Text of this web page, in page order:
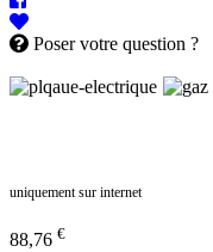
Poser votre question ?
uniquement sur internet
88,76 €